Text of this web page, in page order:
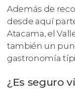
Además de
desde aquí
Atacama, el
también un
gastronomía
¿Es seguro